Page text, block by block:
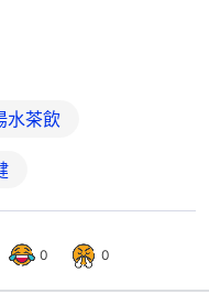
水茶飲
0 0